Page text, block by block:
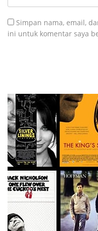
Simpan nama, email,
ini untuk komentar saya